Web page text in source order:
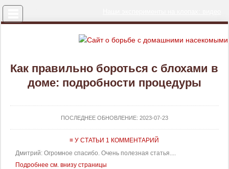
Как правильно бороться с блохами в
доме: подробности процедуры
ПОСЛЕДНЕЕ ОБНОВЛЕНИЕ: 2023-07-23
≡ У СТАТЬИ 1 КОММЕНТАРИЙ
Дмитрий: Огромное спасибо. Очень полезная статья....
Подробнее см. внизу страницы